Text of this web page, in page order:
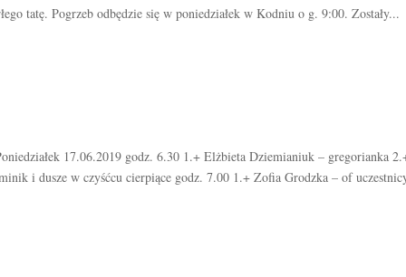
tatę. Pogrzeb odbędzie się w poniedziałek w Kodniu o g. 9:00. Zostały...
17.06.2019 godz. 6.30 1.+ Elżbieta Dziemianiuk – gregorianka
i dusze w czyśćcu cierpiące godz. 7.00 1.+ Zofia Grodzka – of